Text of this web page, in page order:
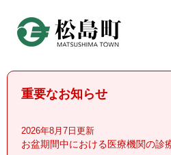
頭
重要なお知らせ
2026年8月7日更新
お盆期間中における医療機関の診